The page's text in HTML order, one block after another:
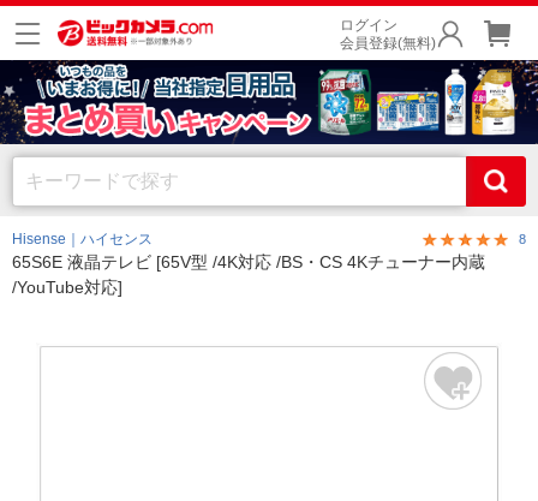
ログイン
会員登録(無料)
Hisense｜ハイセンス 8
65S6E 液晶テレビ [65V型 /4K対応 /BS・CS 4Kチューナー内蔵
/YouTube対応]